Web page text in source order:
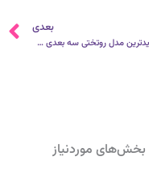
بعدی
تولید جدیدترین مدل روتختی سه بعدی عروس
بخش‌های موردنیاز